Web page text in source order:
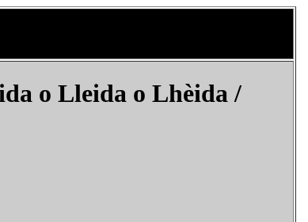
o Lleida o Lhèida /